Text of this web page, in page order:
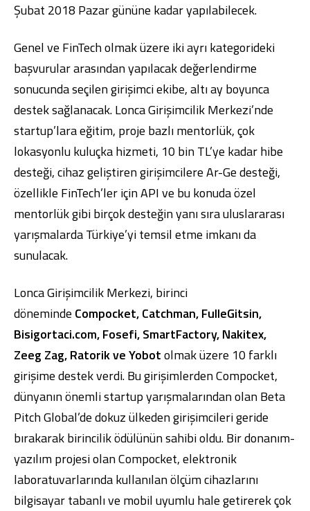
Dijital Bankacılık Hakkımızda Finans Portalı
Yatırımcı İlişkileri
Şube ve ATM’ler
Ürün ve Hizmet Ücretleri
Englishالعربية
Dijital Bankacılık Hakkımızda Finans Portalı
English العربية
Şubat 2018 Pazar gününe kadar yapılabilecek.
Genel ve FinTech olmak üzere iki ayrı kategorideki
başvurular arasından yapılacak değerlendirme
sonucunda seçilen girişimci ekibe, altı ay boyunca
destek sağlanacak. Lonca Girişimcilik Merkezi’nde
startup’lara eğitim, proje bazlı mentorlük, çok
lokasyonlu kuluçka hizmeti, 10 bin TL’ye kadar hibe
desteği, cihaz geliştiren girişimcilere Ar-Ge desteği,
özellikle FinTech’ler için API ve bu konuda özel
mentorlük gibi birçok desteğin yanı sıra uluslararası
yarışmalarda Türkiye’yi temsil etme imkanı da
sunulacak.
Lonca Girişimcilik Merkezi, birinci
döneminde Compocket, Catchman, FulleGitsin,
Bisigortaci.com, Fosefi, SmartFactory, Nakitex,
Zeeg Zag, Ratorik ve Yobotolmak üzere 10 farklı
girişime destek verdi. Bu girişimlerden Compocket,
dünyanın önemli startup yarışmalarından olan Beta
Pitch Global’de dokuz ülkeden girişimcileri geride
bırakarak birincilik ödülünün sahibi oldu. Bir donanım-
yazılım projesi olan Compocket, elektronik
laboratuvarlarında kullanılan ölçüm cihazlarını
bilgisayar tabanlı ve mobil uyumlu hale getirerek çok